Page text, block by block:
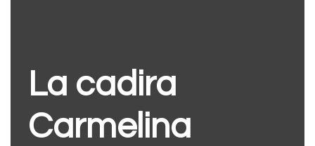
La cadira
Carmelina